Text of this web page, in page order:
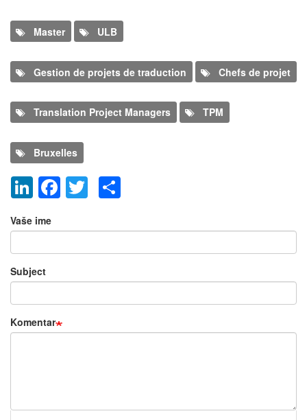
Master
ULB
Gestion de projets de traduction Chefs de projet
Translation Project Managers TPM
Bruxelles
LinkedIn
Facebook
Twitter
Vaše ime
Subject
Komentar